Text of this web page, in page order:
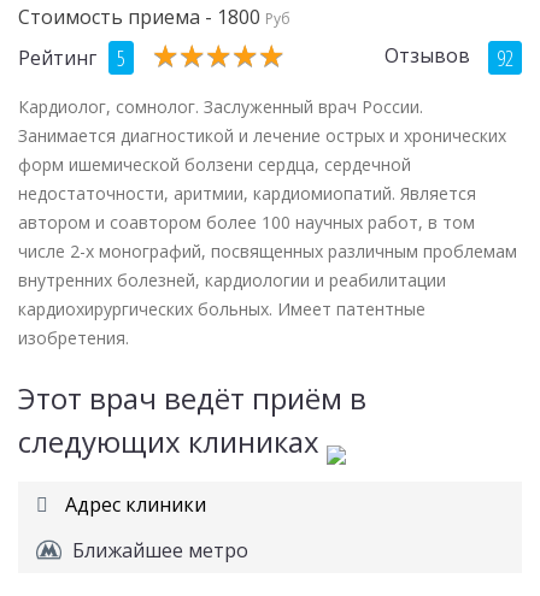
Стоимость приема - 1800 Руб
Рейтинг 5 ★★★★★
★★★★★ Отзывов 92
Кардиолог, сомнолог. Заслуженный врач России.
Занимается диагностикой и лечение острых и хронических
форм ишемической болзени сердца, сердечной
недостаточности, аритмии, кардиомиопатий. Является
автором и соавтором более 100 научных работ, в том
числе 2-х монографий, посвященных различным проблемам
внутренних болезней, кардиологии и реабилитации
кардиохирургических больных. Имеет патентные
изобретения.
Этот врач ведёт приём в
следующих клиниках
Адрес клиники
Ближайшее метро